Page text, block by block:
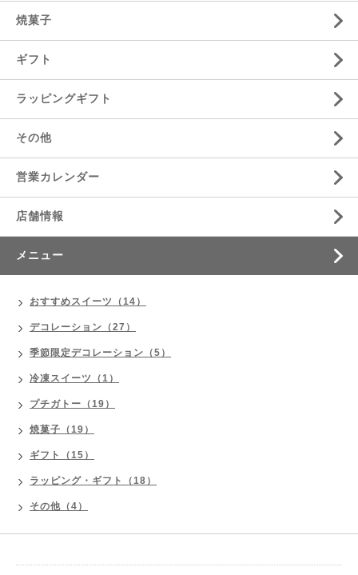
焼菓子
ギフト
ラッピングギフト
その他
営業カレンダー
店舗情報
メニュー
おすすめスイーツ（14）
デコレーション（27）
季節限定デコレーション（5）
冷凍スイーツ（1）
プチガトー（19）
焼菓子（19）
ギフト（15）
ラッピング・ギフト（18）
その他（4）